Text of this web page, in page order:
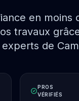
en moins
travaux
de
PROS
VÉRIFIÉS